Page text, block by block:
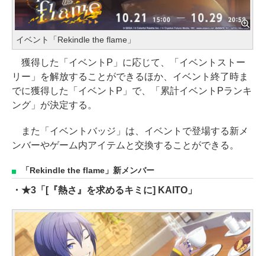
イベント「Rekindle the flame」
獲得した「イベントP」に応じて、「イベントストー
リー」を解放することができるほか、イベント終了時ま
でに獲得した「イベントP」で、「累計イベントPランキ
ング」が決定する。
また「イベントバッジ」は、イベントで登場する新メ
ンバーやゲーム内アイテムと交換することができる。
「Rekindle the flame」新メンバー
・★3「[『熱さ』を求めるキミに] KAITO」